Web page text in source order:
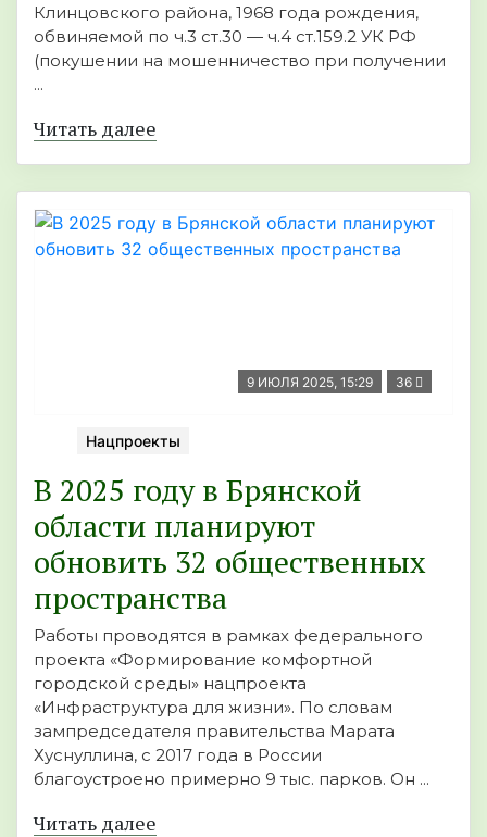
Клинцовского района, 1968 года рождения,
обвиняемой по ч.3 ст.30 — ч.4 ст.159.2 УК РФ
(покушении на мошенничество при получении
...
Читать далее
9 ИЮЛЯ 2025, 15:29 36
Нацпроекты
В 2025 году в Брянской
области планируют
обновить 32 общественных
пространства
Работы проводятся в рамках федерального
проекта «Формирование комфортной
городской среды» нацпроекта
«Инфраструктура для жизни». По словам
зампредседателя правительства Марата
Хуснуллина, с 2017 года в России
благоустроено примерно 9 тыс. парков. Он ...
Читать далее